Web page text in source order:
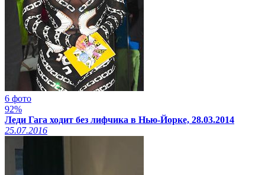
6 фото
92%
Леди Гага ходит без лифчика в Нью-Йорке, 28.03.2014
25.07.2016